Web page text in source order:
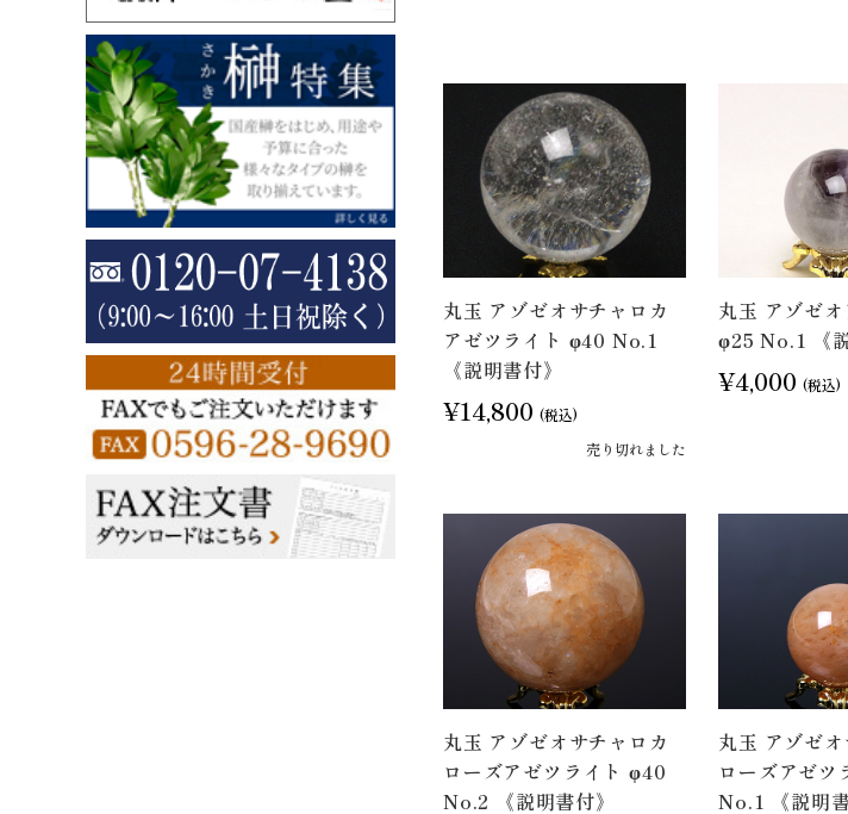
丸玉 アゾゼオサチャロカ
アゼツライト φ40 No.1
《説明書付》
¥14,800 (税込)
売り切れました
丸玉 アゾゼ
φ25 No.1 《
¥4,000 (税込)
丸玉 アゾゼオサチャロカ
ローズアゼツライト φ40
No.2 《説明書付》
丸玉 アゾゼ
ローズアゼツ
No.1 《説明書